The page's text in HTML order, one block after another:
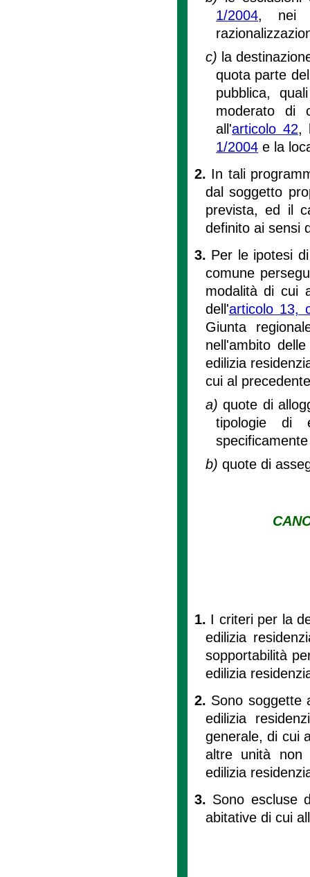
1/2004, nei
c) la
quota parte
pubblica,
moderato di
all'articolo 42,
1/2004 e la
2. In tali
dal soggetto
prevista, ed il
definito ai sensi
3. Per le ipotesi
comune
modalità di cui
dell'articolo 13,
Giunta
nell'ambito
edilizia
cui al
a)quote di
tipologie di
b) quote di
1. I criteri per la
edilizia
sopportabilità
edilizia
2. Sono soggette
edilizia
generale, di cui
altre unità non
edilizia
3. Sono escluse
abitative di cui